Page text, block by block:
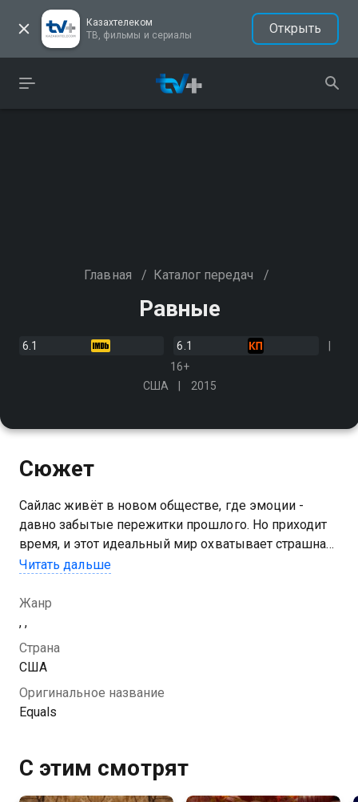
Казахтелеком
ТВ, фильмы и сериалы
Открыть
Главная / Каталог передач /
Равные
6.1
6.1
16+
США
2015
Сюжет
Сайлас живёт в новом обществе, где эмоции -
давно забытые пережитки прошлого. Но приходит
время, и этот идеальный мир охватывает страшная
болезнь, при которой люди начинают испытывать
Читать дальше
Жанр
, ,
Страна
США
Оригинальное название
Equals
С этим смотрят